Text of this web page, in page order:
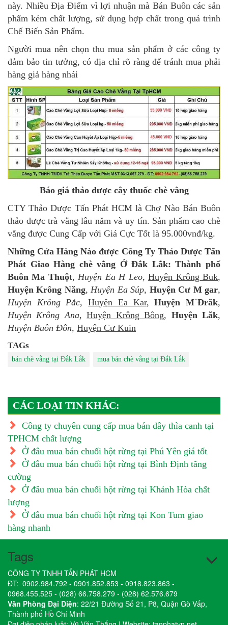
này. Nhiều Địa Điểm vì lợi nhuận mà Bán Buôn các sản
phẩm kém chất lượng, sử dụng hợp chất trong quá trình
Chế Biến Sản Phẩm.
Người mua nên chọn thu mua sản phẩm ở các công ty
đảm bảo tin tưởng, có địa chỉ rõ ràng để tránh mua phải
hàng giả hàng nhái
Báo giá thảo dược cây thuốc chè vằng
CTY Thảo Dược Tấn Phát HCM là Chợ Nào Bán Buôn
thảo dược trà vằng lâu năm và uy tín. Sản phẩm cao chè
vằng được Cung Cấp với Giá Cực Tốt là 95.000vnđ/kg.
Những Cửa Hàng Nào được Công Ty Thảo Dược Tấn
Phát Giao Hàng chè vằng Ở Đắk Lắk:Thành phố
Buôn Ma Thuột, Huyện Ea H Leo,Huyện Krông Buk,
Huyện Krông Năng, Huyện Ea Súp, Huyện Cư M gar,
Huyện Krông Pắc,Huyện Ea Kar,Huyện M`Đrăk,
Huyện Krông Ana,Huyện Krông Bông, Huyện Lăk,
Huyện Buôn Đôn, Huyện Cư Kuin
TAGs
bán chè vằng tại Đắk Lắk mua bán chè vằng tại Đắk Lắk
CÁC LOẠI TIN KHÁC:
Công ty chuyên cung cấp mua bán dây thìa canh tại
TPHCM chất lượng
Ở đâu mua bán chuối hột rừng tại Phú Yên giá tốt
Ở đâu mua bán chuối hột rừng tại Bình Định tăng
cường
Ở đâu mua bán chuối hột rừng tại Khánh Hòa chất
lượng
Ở đâu mua bán chuối hột rừng tại Kon Tum giao
hàng nhanh
Tags
CÔNG TY TNHH TẤN PHÁT HCM
ĐT: 0902.984.792 - 0901.852.853 - 0918.823.863 -
0968.455.525 - (028) 66.758.279 - (028) 62.576.679
Văn Phòng Đại Diện: 22/21 Đường Số 21, P8, Quận Gò Vấp,
Thành phố Hồ Chí Minh